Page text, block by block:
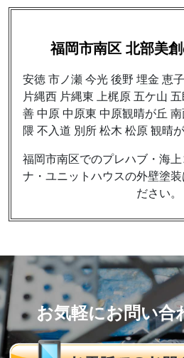
福岡市南区 北部美
安徳 市ノ瀬 今光 後野 埋金 恵
片縄西 片縄東 上梶原 五ケ山
善 中原 中原東 中原観晴が丘
隈 不入道 別所 松木 松原 観晴
福岡市南区でのプレハブ・海
ナ・ユニットハウスの外壁塗
ださい。
お気軽にお問い